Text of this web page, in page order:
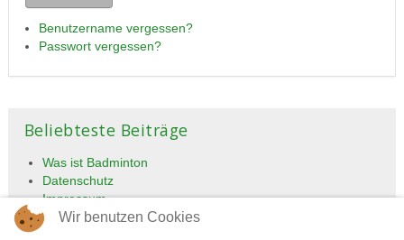
Benutzername vergessen?
Passwort vergessen?
Beliebteste Beiträge
Was ist Badminton
Datenschutz
Impressum
Tennisclub
Wir benutzen Cookies